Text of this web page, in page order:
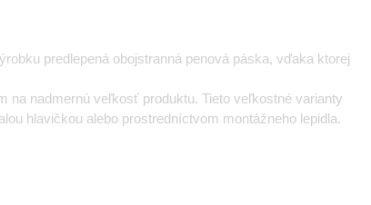
predlepená obojstranná penová páska, vďaka ktorej
na nadmernú veľkosť produktu. Tieto veľkostné varianty
hlavičkou alebo prostredníctvom montážneho lepidla.